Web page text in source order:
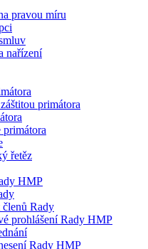
pravou míru
nařízení
primátora
primátora
řetěz
HMP
členů Rady
prohlášení Rady HMP
Rady HMP